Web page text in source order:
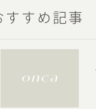
すすめ記事